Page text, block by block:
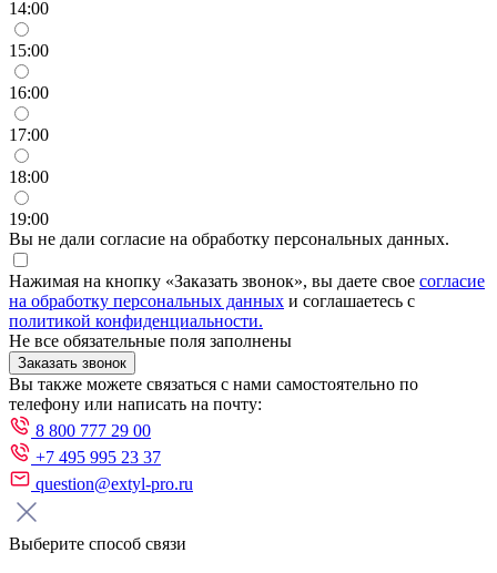
14:00
15:00
16:00
17:00
18:00
19:00
Вы не дали согласие на обработку персональных данных.
Нажимая на кнопку «Заказать звонок», вы даете свое согласие
на обработку персональных данных и соглашаетесь с
политикой конфиденциальности.
Не все обязательные поля заполнены
Заказать звонок
Вы также можете связаться с нами самостоятельно по
телефону или написать на почту:
8 800 777 29 00
+7 495 995 23 37
question@extyl-pro.ru
Выберите способ связи